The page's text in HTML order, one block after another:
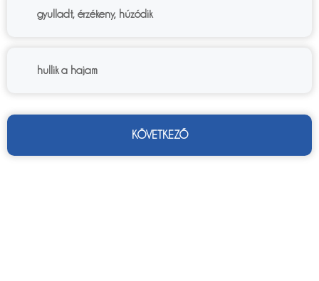
gyulladt, érzékeny, húzódik
hullik a hajam
KÖVETKEZŐ